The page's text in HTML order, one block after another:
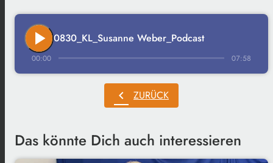
play_arrow 0830_KL_Susanne Weber_Podcast
00:00 07:58
chevron_left ZURÜCK
Das könnte Dich auch interessieren